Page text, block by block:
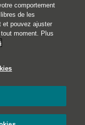
comportement
de les
et pouvez ajuster
moment. Plus